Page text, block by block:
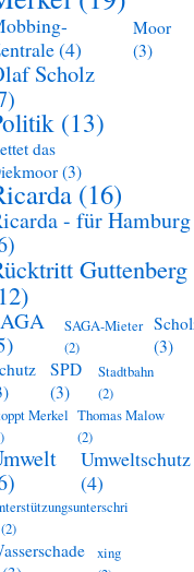
(4)
Moor
(3)
Scholz
(13)
das
(3)
(16)
- für Hamburg
Guttenberg
SAGA-Mieter
(2)
(3)
SPD
(3)
Stadtbahn
(2)
Merkel Thomas Malow
(2)
Umweltschutz
(4)
(2)
xing